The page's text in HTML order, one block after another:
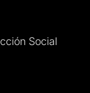
Social